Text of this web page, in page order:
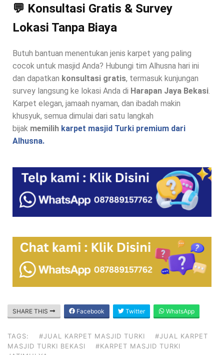
💬 Konsultasi Gratis & Survey
Lokasi Tanpa Biaya
Butuh bantuan menentukan jenis karpet yang paling
cocok untuk masjid Anda? Hubungi tim Alhusna hari ini
dan dapatkan konsultasi gratis, termasuk kunjungan
survey langsung ke lokasi Anda di Harapan Jaya Bekasi
Karpet elegan, jamaah nyaman, dan ibadah makin
khusyuk, semua dimulai dari satu langkah
bijak memilih karpet masjid Turki premium dari
Alhusna.
SHARE THIS Facebook Twitter WhatsApp
TAGS: #JUAL KARPET MASJID TURKI
#JUAL KARPET
MASJID TURKI BEKASI
#KARPET MASJID TURKI